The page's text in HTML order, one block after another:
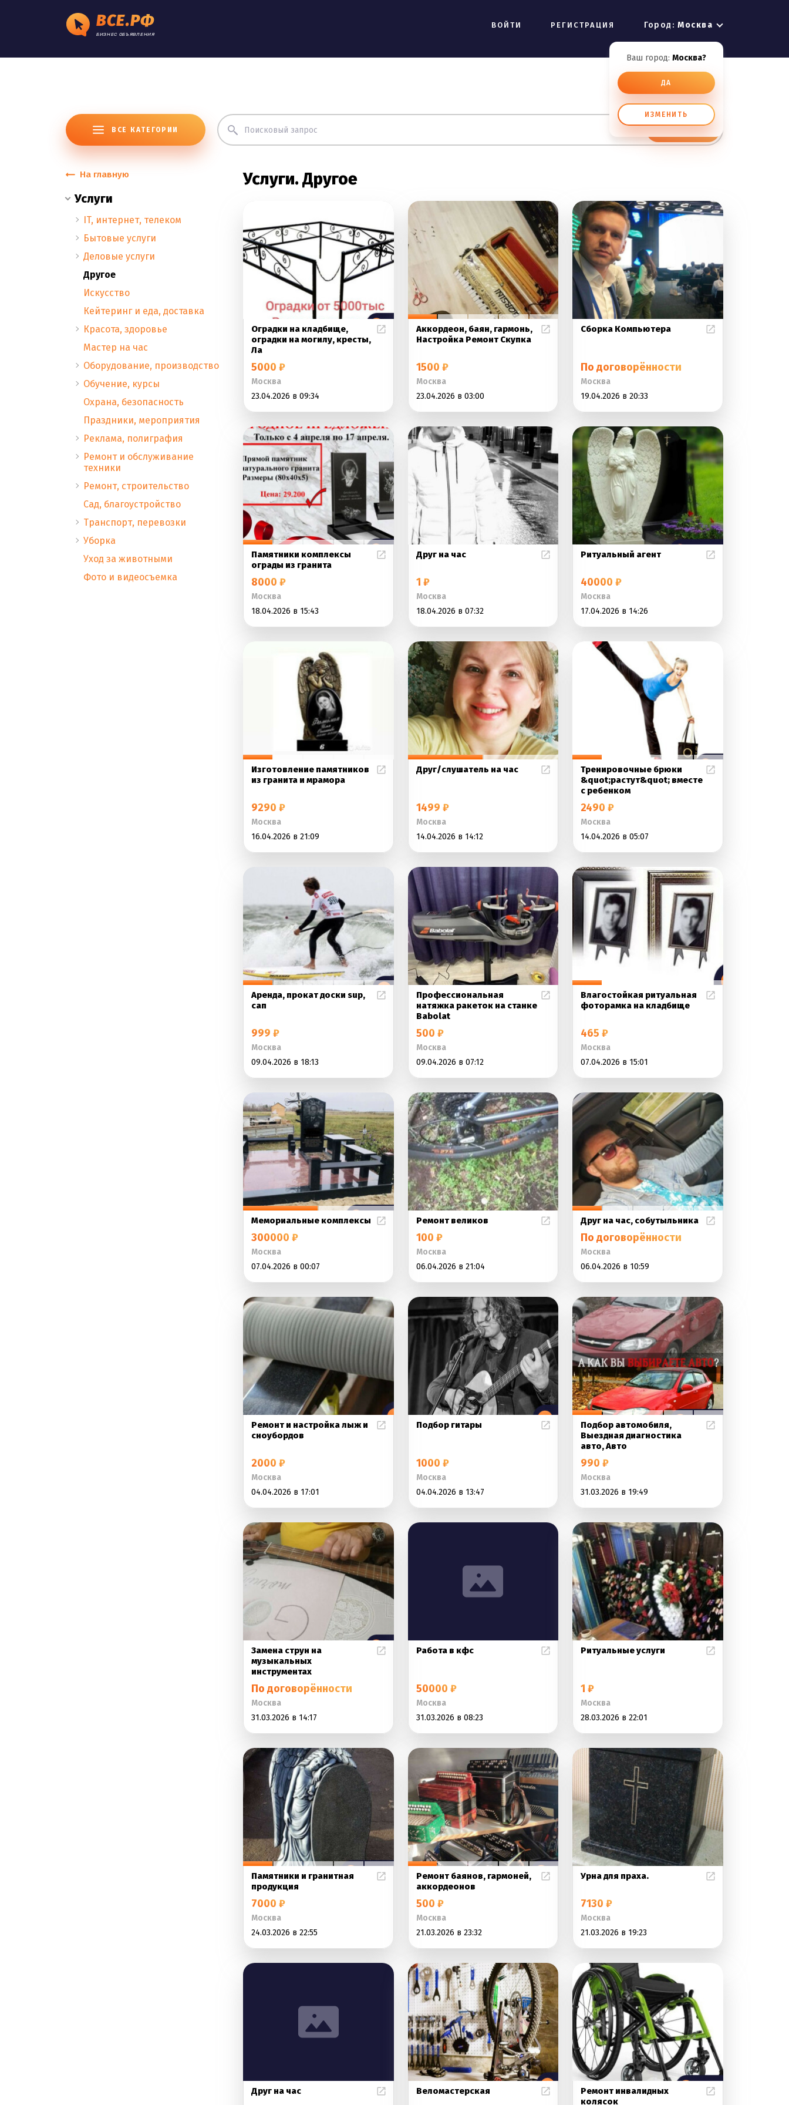
ВСЕ.РФ
БИЗНЕС ОБЪЯВЛЕНИЯ
ВОЙТИ РЕГИСТРАЦИЯ Город:Москва
Ваш город: Москва?
ДА
ИЗМЕНИТЬ
ВСЕ КАТЕГОРИИ
На главную
Услуги
IT, интернет, телеком
Бытовые услуги
Деловые услуги
Другое
Искусство
Кейтеринг и еда, доставка
Красота, здоровье
Мастер на час
Оборудование, производство
Обучение, курсы
Охрана, безопасность
Праздники, мероприятия
Реклама, полиграфия
Ремонт и обслуживание
техники
Ремонт, строительство
Сад, благоустройство
Транспорт, перевозки
Уборка
Уход за животными
Фото и видеосъемка
Услуги. Другое
Оградки на кладбище,
оградки на могилу, кресты,
Ла
5000 ₽
Москва
23.04.2026 в 09:34
Аккордеон, баян, гармонь,
Настройка Ремонт Скупка
1500 ₽
Москва
23.04.2026 в 03:00
Сборка Компьютера
По договорённости
Москва
19.04.2026 в 20:33
Памятники комплексы
ограды из гранита
8000 ₽
Москва
18.04.2026 в 15:43
Друг на час
1 ₽
Москва
18.04.2026 в 07:32
Ритуальный агент
40000 ₽
Москва
17.04.2026 в 14:26
Изготовление памятников
из гранита и мрамора
9290 ₽
Москва
16.04.2026 в 21:09
Друг/слушатель на час
1499 ₽
Москва
14.04.2026 в 14:12
Тренировочные брюки
&quot;растут&quot; вместе
с ребенком
2490 ₽
Москва
14.04.2026 в 05:07
Аренда, прокат доски sup,
сап
999 ₽
Москва
09.04.2026 в 18:13
Профессиональная
натяжка ракеток на станке
Babolat
500 ₽
Москва
09.04.2026 в 07:12
Влагостойкая ритуальная
фоторамка на кладбище
465 ₽
Москва
07.04.2026 в 15:01
Мемориальные комплексы
300000 ₽
Москва
07.04.2026 в 00:07
Ремонт великов
100 ₽
Москва
06.04.2026 в 21:04
Друг на час, собутыльника
По договорённости
Москва
06.04.2026 в 10:59
Ремонт и настройка лыж и
сноубордов
2000 ₽
Москва
04.04.2026 в 17:01
Подбор гитары
1000 ₽
Москва
04.04.2026 в 13:47
Подбор автомобиля,
Выездная диагностика
авто, Авто
990 ₽
Москва
31.03.2026 в 19:49
Замена струн на
музыкальных
инструментах
По договорённости
Москва
31.03.2026 в 14:17
Работа в кфс
50000 ₽
Москва
31.03.2026 в 08:23
Ритуальные услуги
1 ₽
Москва
28.03.2026 в 22:01
Памятники и гранитная
продукция
7000 ₽
Москва
24.03.2026 в 22:55
Ремонт баянов, гармоней,
аккордеонов
500 ₽
Москва
21.03.2026 в 23:32
Урна для праха.
7130 ₽
Москва
21.03.2026 в 19:23
Друг на час Веломастерская
Ремонт инвалидных
колясок